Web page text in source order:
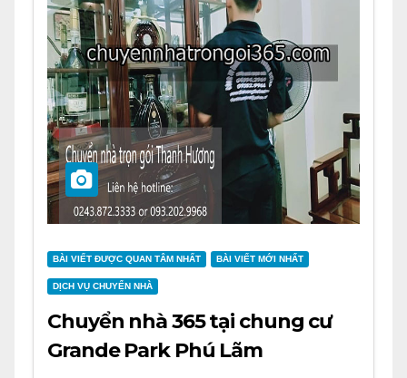
BÀI VIẾT ĐƯỢC QUAN TÂM NHẤT BÀI VIẾT MỚI NHẤT
DỊCH VỤ CHUYỂN NHÀ
Chuyển nhà 365 tại chung cư
Grande Park Phú Lãm